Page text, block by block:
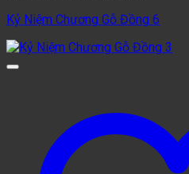
Kỷ Niệm Chương Gỗ Đồng 6